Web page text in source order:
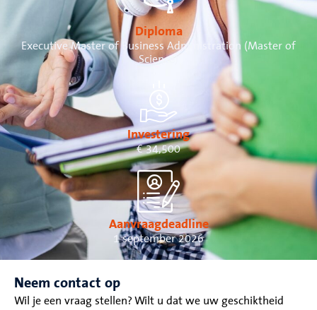
Diploma
Executive Master of Business Administration (Master of
Science)
Investering
€ 34,500
Aanvraagdeadline
1 september 2026
Neem contact op
Wil je een vraag stellen? Wilt u dat we uw geschiktheid